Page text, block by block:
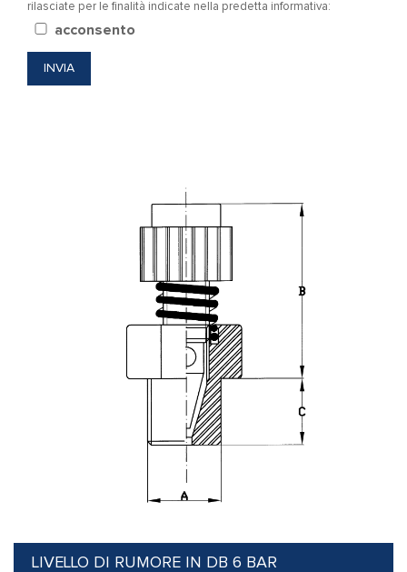
rilasciate per le finalità indicate nella predetta informativa:
acconsento
LIVELLO DI RUMORE IN DB 6 BAR